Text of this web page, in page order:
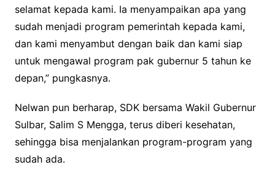
selamat kepada kami. Ia menyampaikan apa yang
sudah menjadi program pemerintah kepada kami,
dan kami menyambut dengan baik dan kami siap
untuk mengawal program pak gubernur 5 tahun ke
depan,” pungkasnya.
Nelwan pun berharap, SDK bersama Wakil Gubernur
Sulbar, Salim S Mengga, terus diberi kesehatan,
sehingga bisa menjalankan program-program yang
sudah ada.